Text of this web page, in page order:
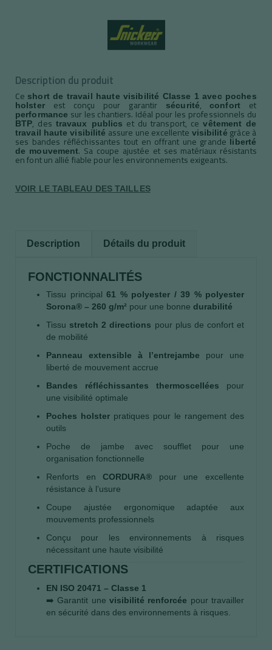
Description du produit
Ce short de travail haute visibilité Classe 1 avec poches
holsterest conçu pour garantir sécurité,confortet
performance sur les chantiers. Idéal pour les professionnels du
BTP, des travaux publics et du transport, cevêtement de
travail haute visibilité assure une excellente visibilité grâce à
ses bandes réfléchissantes tout en offrant une grande liberté
de mouvement. Sa coupe ajustée et ses matériaux résistants
en font un allié fiable pour les environnements exigeants.
VOIR LE TABLEAU DES TAILLES
Description Détails du produit
FONCTIONNALITÉS
Tissu principal 61 % polyester / 39 % polyester
Sorona® – 260 g/m² pour une bonne durabilité
Tissu stretch 2 directions pour plus de confort et
de mobilité
Panneau extensible à l’entrejambe pour une
liberté de mouvement accrue
Bandes réfléchissantes thermoscellées pour
une visibilité optimale
Poches holster pratiques pour le rangement des
outils
Poche de jambe avec soufflet pour une
organisation fonctionnelle
Renforts enCORDURA® pour une excellente
résistance à l’usure
Coupe ajustée ergonomique adaptée aux
mouvements professionnels
Conçu pour les environnements à risques
nécessitant une haute visibilité
CERTIFICATIONS
EN ISO 20471 – Classe 1
➡️ Garantit une visibilité renforcée pour travailler
en sécurité dans des environnements à risques.